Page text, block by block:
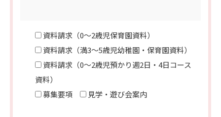
資料請求（0～2歳児保育園資料）
資料請求（満3～5歳児幼稚園・保育園資料）
資料請求（0～2歳児預かり週2日・4日コース
資料）
募集要項
見学・遊び会案内